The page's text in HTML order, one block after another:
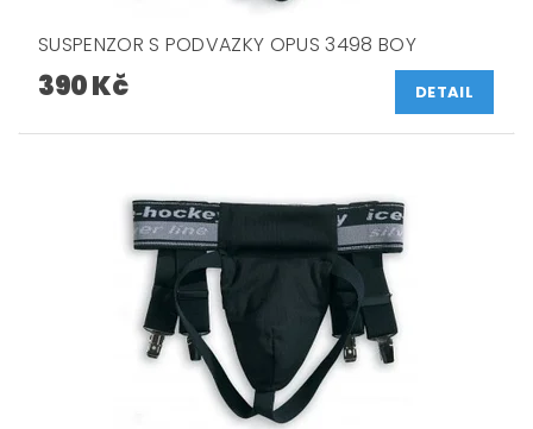
SUSPENZOR S PODVAZKY OPUS 3498 BOY
390 Kč DETAIL